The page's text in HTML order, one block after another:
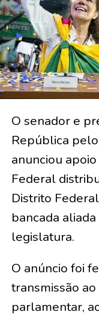
O senador e
República
anunciou
Federal
Distrito
bancada
legislatura.
O anúncio foi
transmissão
parlamentar,